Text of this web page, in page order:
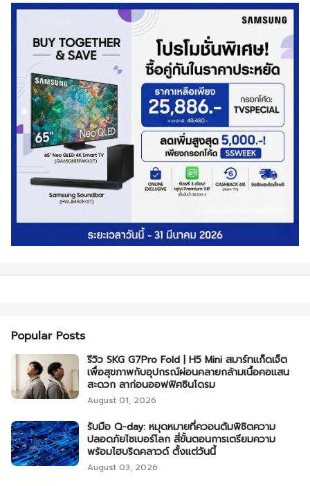
Popular Posts
รีวิว SKG G7Pro Fold | H5 Mini สมาร์ทแก็ดเจ็ต
เพื่อสุขภาพกับอุปกรณ์ผ่อนคลายกล้ามเนื้อคอแสน
สะดวก ลาก่อนออฟฟิศซินโดรม
August 01, 2026
รับมือ Q-day: หมุดหมายที่ควอนตัมพิชิตความ
ปลอดภัยไซเบอร์โลก สี่ขั้นตอนการเตรียมความ
พร้อมไฮบริดคลาวด์ ตั้งแต่วันนี้
August 03, 2026